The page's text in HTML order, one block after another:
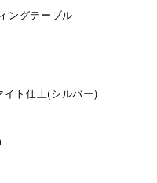
ングテーブル
ト仕上(シルバー)